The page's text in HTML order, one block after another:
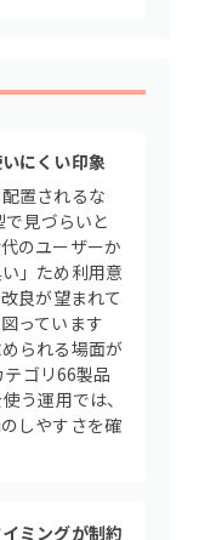
にくい印象
置されるな
で見づらいと
のユーザーか
」ため利用意
良が望まれて
っています
られる場面が
ゴリ66製品
う運用では、
しやすさを確
ミングが制約